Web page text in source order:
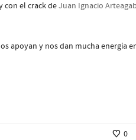
con el crack deJuan Ignacio
apoyan y nos dan mucha energía
0